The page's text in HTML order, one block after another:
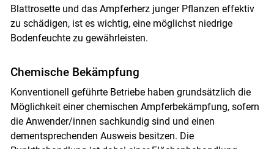
Blattrosette und das Ampferherz junger Pflanzen effektiv
zu schädigen, ist es wichtig, eine möglichst niedrige
Bodenfeuchte zu gewährleisten.
Chemische Bekämpfung
Konventionell geführte Betriebe haben grundsätzlich die
Möglichkeit einer chemischen Ampferbekämpfung, sofern
die Anwender/innen sachkundig sind und einen
dementsprechenden Ausweis besitzen. Die